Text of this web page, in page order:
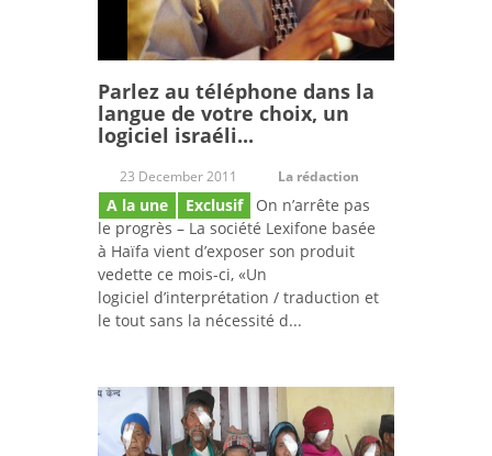
Parlez au téléphone dans la
langue de votre choix, un
logiciel israéli...
23 December 2011 La rédaction
A la une Exclusif
On n’arrête pas
le progrès – La société Lexifone basée
à Haïfa vient d’exposer son produit
vedette ce mois-ci, «Un
logiciel d’interprétation / traduction et
le tout sans la nécessité d...